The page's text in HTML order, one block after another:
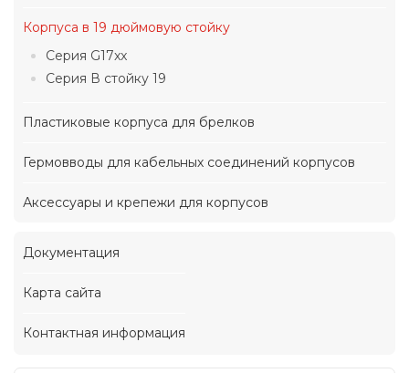
Корпуса в 19 дюймовую стойку
Серия G17xx
Серия В стойку 19
Пластиковые корпуса для брелков
Гермовводы для кабельных соединений корпусов
Аксессуары и крепежи для корпусов
Документация
Карта сайта
Контактная информация